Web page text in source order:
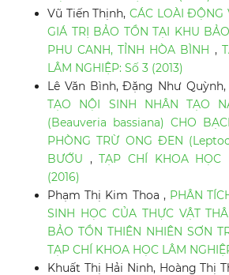
Vũ Tiến Thịnh, CÁC LOÀI ĐỘNG
GIÁ TRỊ BẢO TỒN TẠI KHU
PHU CANH, TỈNH HÒA BÌNH ,
LÂM NGHIỆP: Số 3 (2013)
Lê Văn Bình, Đặng Như
TẠO NỘI SINH NHÂN TẠO
(Beauveria bassiana) CHO
PHÒNG TRỪ ONG ĐEN
BƯỚU ,TẠP CHÍ KHOA HỌC
(2016)
Phạm Thị Kim Thoa , PHÂN
SINH HỌC CỦA THỰC VẬT
BẢO TỒN THIÊN NHIÊN SƠN
TẠP CHÍ KHOA HỌC LÂM
Khuất Thị Hải Ninh, Hoàng Thị